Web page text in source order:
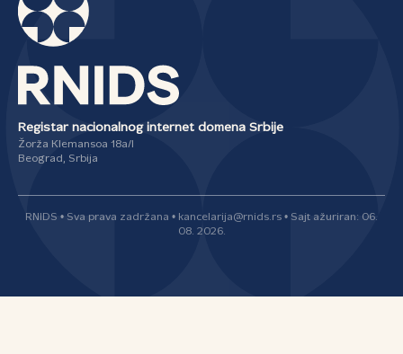
Registar nacionalnog internet domena Srbije
Žorža Klemansoa 18a/I
Beograd, Srbija
RNIDS • Sva prava zadržana • kancelarija@rnids.rs • Sajt ažuriran: 06.
08. 2026.